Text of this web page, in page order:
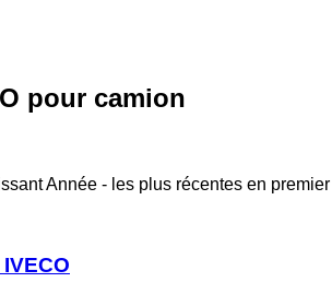
pour camion
Année - les plus récentes en premier